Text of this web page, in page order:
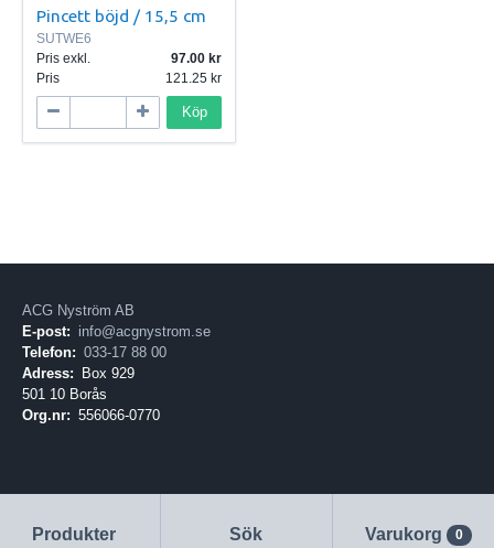
Produkter Sök Varukorg 0
Pincett böjd / 15,5 cm
SUTWE6
Pris exkl.
97.00
Pris
121.25
Köp
ACG Nyström AB
E-post: info@acgnystrom.se
Telefon: 033-17 88 00
Adress: Box 929
501 10 Borås
Org.nr: 556066-0770